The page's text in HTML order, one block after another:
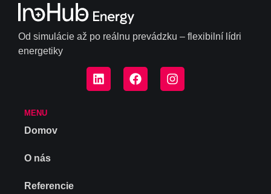
Od simulácie až po reálnu prevádzku – flexibilní lídri
energetiky
MENU
Domov
O nás
Referencie